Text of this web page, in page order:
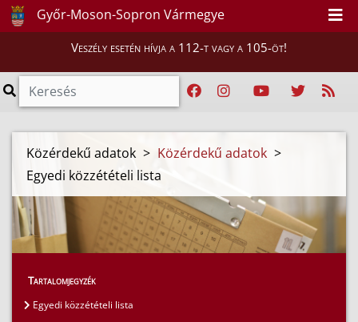
Győr-Moson-Sopron Vármegye
Veszély esetén hívja a 112-t vagy a 105-öt!
Közérdekű adatok > Közérdekű adatok >
Egyedi közzétételi lista
Tartalomjegyzék
Egyedi közzétételi lista